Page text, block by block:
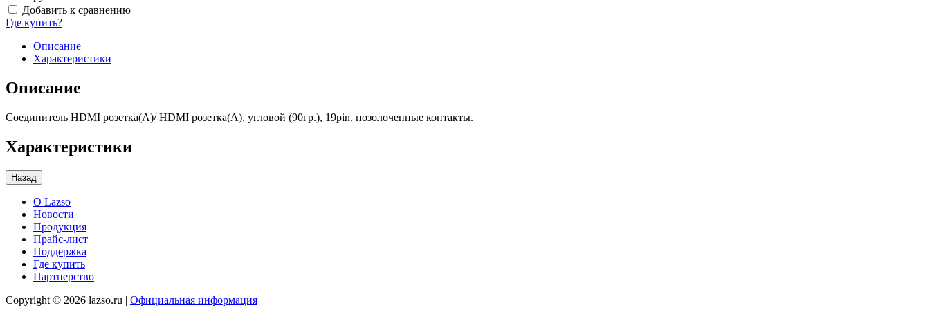
Добавить к сравнению
Где купить?
Описание
Характеристики
Описание
Соединитель HDMI розетка(А)/ HDMI розетка(А), угловой (90гр.), 19pin, позолоченные контакты.
Характеристики
О Lazso
Новости
Продукция
Прайс-лист
Поддержка
Где купить
Партнерство
Copyright © 2026 lazso.ru | Официальная информация